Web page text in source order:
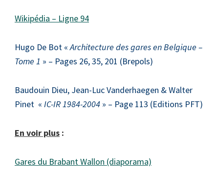
Wikipédia – Ligne 94
Hugo De Bot «Architecture des gares en Belgique –
Tome 1 » – Pages 26, 35, 201 (Brepols)
Baudouin Dieu, Jean-Luc Vanderhaegen & Walter
Pinet « IC-IR 1984-2004 » – Page 113 (Editions PFT)
En voir plus :
Gares du Brabant Wallon (diaporama)